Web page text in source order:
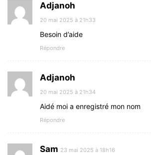
Adjanoh
20 mai 2025 à 21h33
Besoin d’aide
Répondre
Adjanoh
20 mai 2025 à 21h34
Aidé moi a enregistré mon nom
Répondre
Sam 23 mai 2025 à 18h16